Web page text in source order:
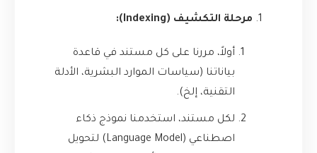
مرحلة التكشيف (Indexing):
أولاً، مررنا على كل مستند في قاعدة
بياناتنا (سياسات الموارد البشرية، الأدلة
التقنية، إلخ).
لكل مستند، استخدمنا نموذج ذكاء
اصطناعي (Language Model) لتحويل